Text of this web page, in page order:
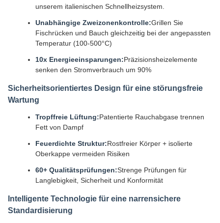
unserem italienischen Schnellheizsystem.
Unabhängige Zweizonenkontrolle:Grillen Sie
Fischrücken und Bauch gleichzeitig bei der angepassten
Temperatur (100-500°C)
10x Energieeinsparungen:Präzisionsheizelemente
senken den Stromverbrauch um 90%
Sicherheitsorientiertes Design für eine störungsfreie
Wartung
Tropffreie Lüftung:Patentierte Rauchabgase trennen
Fett von Dampf
Feuerdichte Struktur:Rostfreier Körper + isolierte
Oberkappe vermeiden Risiken
60+ Qualitätsprüfungen:Strenge Prüfungen für
Langlebigkeit, Sicherheit und Konformität
Intelligente Technologie für eine narrensichere
Standardisierung